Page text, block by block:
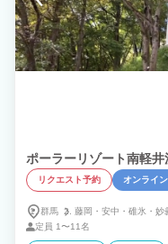
ポーラーリゾート南軽井
リクエスト予約 オンライ
群馬 藤岡・ 安中・ 碓氷・ 妙
定員 1〜11名